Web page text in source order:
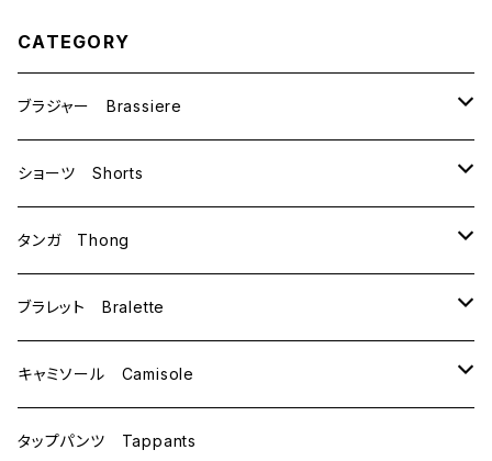
CATEGORY
ブラジャー Brassiere
B70
B75
C65
C70
C75
ショーツ Shorts
M
L
タンガ Thong
M
ブラレット Bralette
M
L
キャミソール Camisole
M
タップパンツ Tappants